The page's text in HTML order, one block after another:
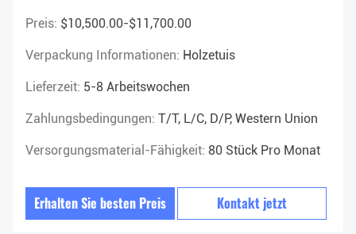
Preis: $10,500.00-$11,700.00
Verpackung Informationen: Holzetuis
Lieferzeit: 5-8 Arbeitswochen
Zahlungsbedingungen: T/T, L/C, D/P, Western Union
Versorgungsmaterial-Fähigkeit: 80 Stück Pro Monat
Erhalten Sie besten Preis Kontakt jetzt